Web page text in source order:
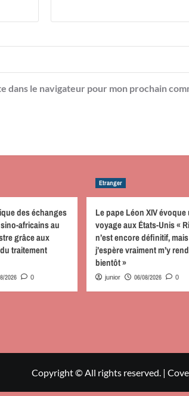
dans le navigateur pour mon prochain
des échanges
africains au
grâce aux
traitement
2026 0
Etranger
Le pape Léon XIV évoque
voyage aux États-Unis «
n’est encore définitif, mais
j’espère vraiment m’y
bientôt »
junior 06/08/2026 0
Copyright © All rights reserved. |